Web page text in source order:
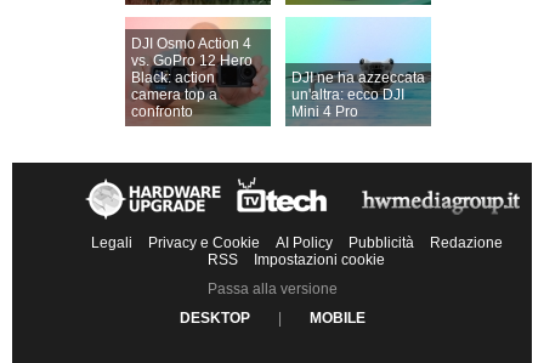
DJI Osmo Action 4
vs. GoPro 12 Hero
Black: action
camera top a
confronto
DJI ne ha azzeccata
un'altra: ecco DJI
Mini 4 Pro
Legali Privacy e Cookie AI Policy Pubblicità
Redazione
RSS
Impostazioni cookie
Passa alla versione
DESKTOP
| MOBILE